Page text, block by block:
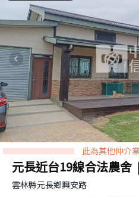
此為其他仲介
元長近台19線合法農舍
雲林縣元長鄉興安路